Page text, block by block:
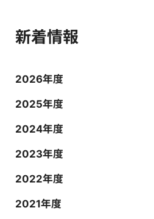
新着情報
2026年度
2025年度
2024年度
2023年度
2022年度
2021年度